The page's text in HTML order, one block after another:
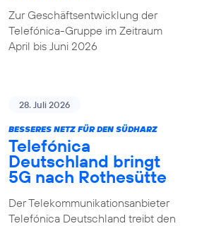
Zur Geschäftsentwicklung der
Telefónica-Gruppe im Zeitraum
April bis Juni 2026
28. Juli 2026
BESSERES NETZ FÜR DEN SÜDHARZ
Telefónica
Deutschland bringt
5G nach Rothesütte
Der Telekommunikationsanbieter
Telefónica Deutschland treibt den